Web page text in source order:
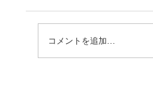
コメントを追加…